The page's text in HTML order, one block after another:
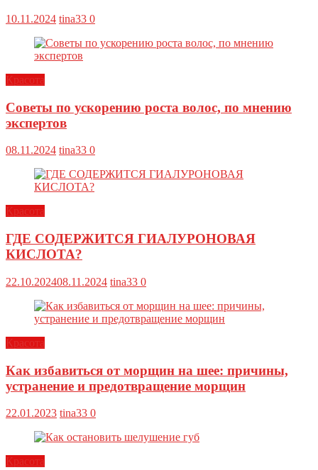
10.11.2024 tina33 0
Красота
Советы по ускорению роста волос, по мнению
экспертов
08.11.2024 tina33 0
Красота
ГДЕ СОДЕРЖИТСЯ ГИАЛУРОНОВАЯ
КИСЛОТА?
22.10.202408.11.2024 tina33 0
Красота
Как избавиться от морщин на шее: причины,
устранение и предотвращение морщин
22.01.2023 tina33 0
Красота